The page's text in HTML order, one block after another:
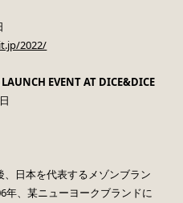
2022/
EVENT AT DICE&DICE
日本を代表するメゾンブラン
年、某ニューヨークブランドに